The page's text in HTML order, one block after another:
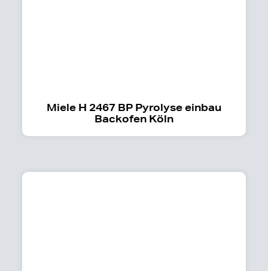
Miele H 2467 BP Pyrolyse einbau
Backofen Köln